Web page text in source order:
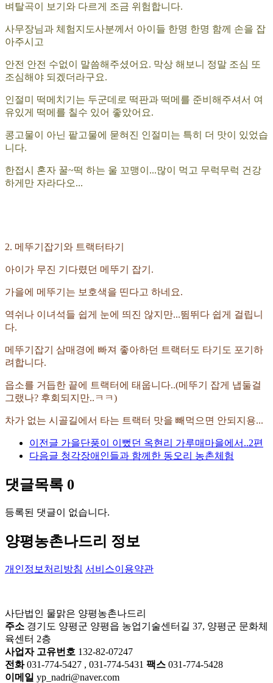
벼탈곡이 보기와 다르게 조금 위험합니다.
사무장님과 체험지도사분께서 아이들 한명 한명 함께 손을 잡
아주시고
안전 안전 수없이 말씀해주셨어요. 막상 해보니 정말 조심 또
조심해야 되겠더라구요.
인절미 떡메치기는 두군데로 떡판과 떡메를 준비해주셔서 여
유있게 떡메를 칠수 있어 좋았어요.
콩고물이 아닌 팥고물에 묻혀진 인절미는 특히 더 맛이 있었습
니다.
한접시 혼자 꿀~떡 하는 울 꼬맹이...많이 먹고 무럭무럭 건강
하게만 자라다오...
2. 메뚜기 잡기와 트랙터타기
아이가 무진 기다렸던 메뚜기 잡기.
가을에 메뚜기는 보호색을 띤다고 하네요.
역쉬나 이녀석들 쉽게 눈에 띄진 않지만...뜀뛰다 쉽게 걸립니
다.
메뚜기잡기 삼매경에 빠져 좋아하던 트랙터도 타기도 포기하
려합니다.
읍소를 거듭한 끝에 트랙터에 태웁니다..(메뚜기 잡게 냅둘걸
그랬나? 후회되지만..ㅋㅋ)
차가 없는 시골길에서 타는 트랙터 맛을 빼먹으면 안되지용...
이전글 가을단풍이 이뻤던 옥현리 가루매마을에서..2편
다음글 청각장애인들과 함께한 동오리 농촌체험
댓글목록 0
등록된 댓글이 없습니다.
양평농촌나드리 정보
개인정보처리방침 서비스이용약관
사단법인 물맑은 양평농촌나드리
주소 경기도 양평군 양평읍 농업기술센터길 37, 양평군 문화체
육센터 2층
사업자 고유번호 132-82-07247
전화031-774-5427 , 031-774-5431 팩스 031-774-5428
이메일 yp_nadri@naver.com